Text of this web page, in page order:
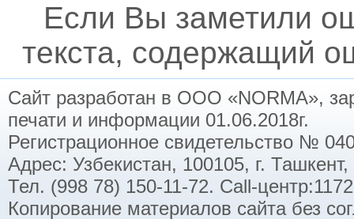
Если Вы заметили
текста, содержащий
Сайт разработан в ООО «NORMA»,
печати и информации 01.06.2018г.
Регистрационное свидетельство №
Адрес: Узбекистан, 100105, г.
Тел. (998 78) 150-11-72. Call-
Копирование материалов сайта без